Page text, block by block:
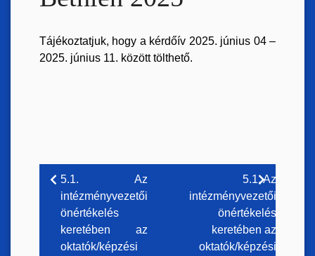
Tájékoztatjuk, hogy a kérdőív 2025. június 04 –
2025. június 11. között tölthető.
Bejegyzés
navigáció
5.1. Az
intézményvezetői
önértékelés
keretében az
oktatók/képzési
5.1. Az
intézményvezetői
önértékelés
keretében az
oktatók/képzési